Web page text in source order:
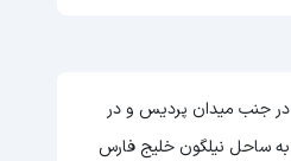
این هتل در جنب میدان پردیس و در
و رویا مال و همچنین به ساحل نیلگون خلیج فارس